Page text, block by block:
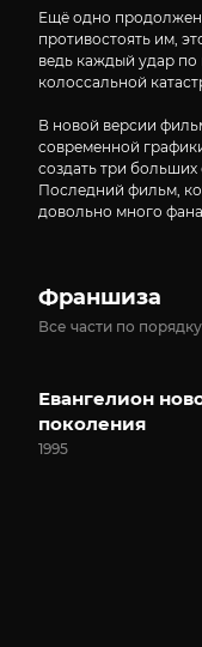
Ещё одно
противостоять им,
ведь каждый удар по
колоссальной
В новой версии
современной
создать три
Последний фильм,
довольно много
Франшиза
Все части по порядку
Евангелион
поколения
1995